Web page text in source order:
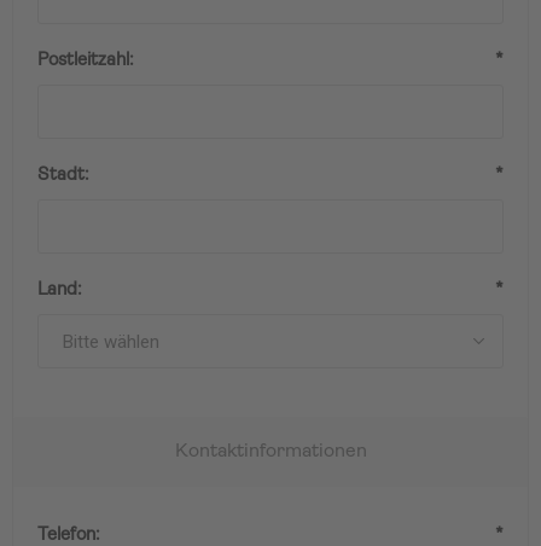
Postleitzahl: *
Stadt: *
Land: *
Kontaktinformationen
Telefon: *